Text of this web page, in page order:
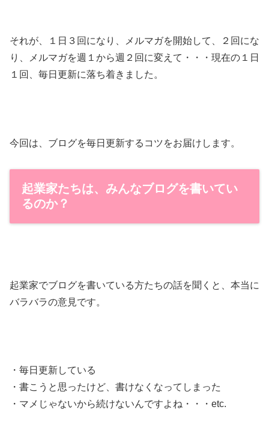
それが、１日３回になり、メルマガを開始して、２回にな
り、メルマガを週１から週２回に変えて・・・現在の１日
１回、毎日更新に落ち着きました。
今回は、ブログを毎日更新するコツをお届けします。
起業家たちは、みんなブログを書いてい
るのか？
起業家でブログを書いている方たちの話を聞くと、本当に
バラバラの意見です。
・毎日更新している
・書こうと思ったけど、書けなくなってしまった
・マメじゃないから続けないんですよね・・・etc.